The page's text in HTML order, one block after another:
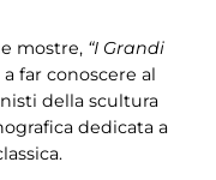
mostre, “I Grandi
far conoscere al
della scultura
dedicata a